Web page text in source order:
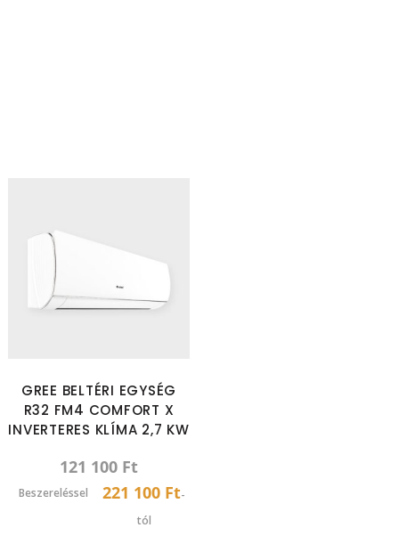
GREE BELTÉRI EGYSÉG
R32 FM4 COMFORT X
INVERTERES KLÍMA 2,7 KW
121 100 Ft
Beszereléssel 221 100 Ft-
tól